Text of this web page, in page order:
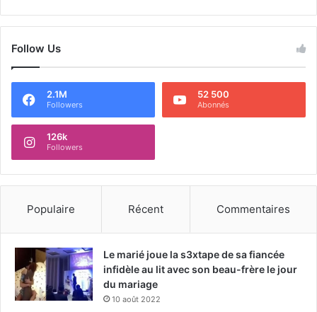
Follow Us
2.1M
Followers
52 500
Abonnés
126k
Followers
Populaire Récent Commentaires
Le marié joue la s3xtape de sa fiancée
infidèle au lit avec son beau-frère le jour
du mariage
10 août 2022